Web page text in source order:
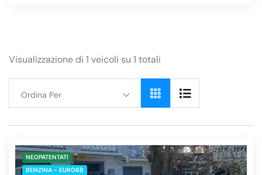
Visualizzazione di 1 veicoli su 1 totali
Ordina Per
NEOPATENTATI
BENZINA - EURO6B